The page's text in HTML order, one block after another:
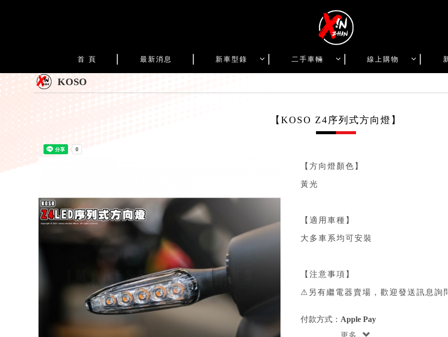
首 頁 最新消息 新車型錄 二手車輛 線上購物
KOSO
【KOSO Z4序列式方向燈】
【方向燈顏色】⁣
黃光⁣
【適用車種】⁣
大多車系均可安裝⁣
【注意事項】⁣
⚠另有繼電器賣場，歡迎發送訊息詢
付款方式： Apple Pay
更多...